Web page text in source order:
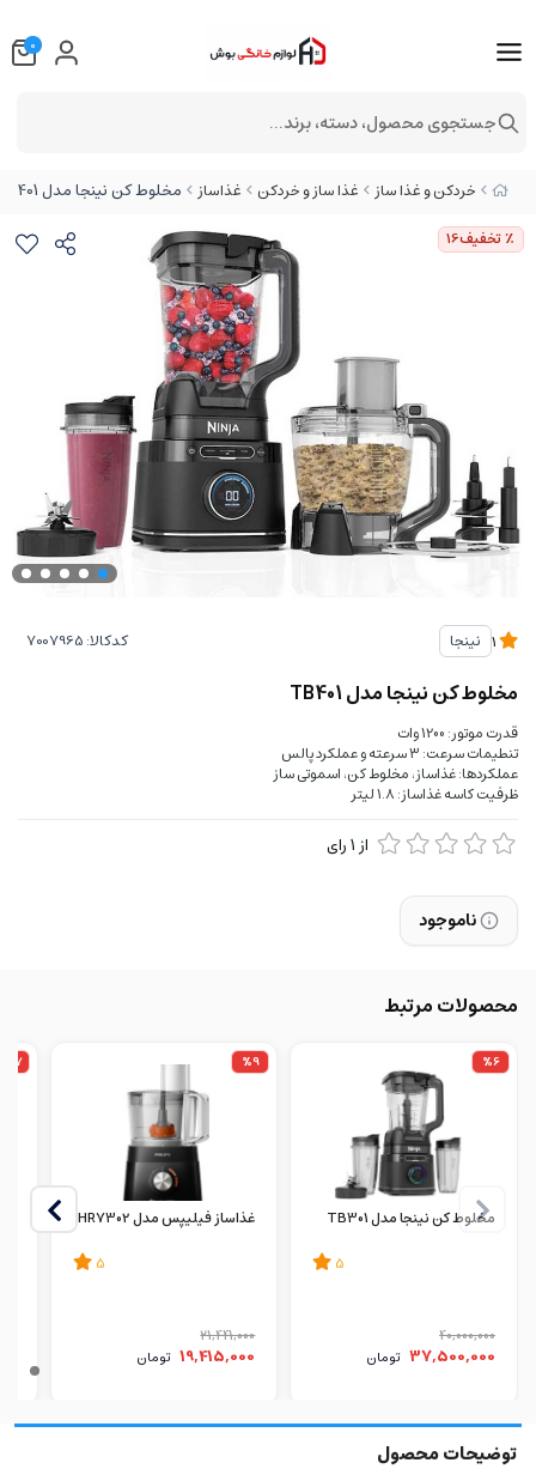
خردکن و غذا ساز غذا ساز و خردکن غذاساز مخلوط کن نینجا مدل TB401
٪ تخفیف16
نینجا کدکالا:
مخلوط کن نینجا مدل TB401
قدرت موتور: 1200 وات
تنطیمات سرعت: 3 سرعته و عملکرد پالس
عملکردها: غذاساز، مخلوط کن، اسموتی ساز
ظرفیت کاسه غذاساز: 1.8 لیتر
از 1رای
ناموجود
محصولات مرتبط
%6
مخلوط کن نینجا مدل TB301
5
40,000,000
37,500,000 تومان
%9
غذاساز فیلیپس مدل HR7302
5
21,441,000
19,415,000 تومان
0
جستجوی محصول، دسته، برند...